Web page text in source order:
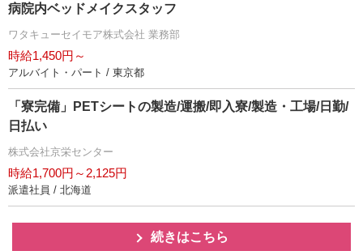
病院内ベッドメイクスタッフ
ワタキューセイモア株式会社 業務部
時給1,450円～
アルバイト・パート / 東京都
「寮完備」PETシートの製造/運搬/即入寮/製造・工場/日勤/
日払い
株式会社京栄センター
時給1,700円～2,125円
派遣社員 / 北海道
続きはこちら